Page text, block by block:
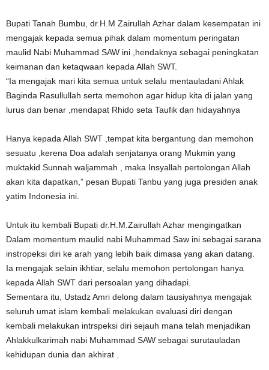
Bupati Tanah Bumbu, dr.H.M Zairullah Azhar dalam kesempatan ini
mengajak kepada semua pihak dalam momentum peringatan
maulid Nabi Muhammad SAW ini ,hendaknya sebagai peningkatan
keimanan dan ketaqwaan kepada Allah SWT.
“Ia mengajak mari kita semua untuk selalu mentauladani Ahlak
Baginda Rasullullah serta memohon agar hidup kita di jalan yang
lurus dan benar ,mendapat Rhido seta Taufik dan hidayahnya
Hanya kepada Allah SWT ,tempat kita bergantung dan memohon
sesuatu ,kerena Doa adalah senjatanya orang Mukmin yang
muktakid Sunnah waljammah , maka Insyallah pertolongan Allah
akan kita dapatkan,” pesan Bupati Tanbu yang juga presiden anak
yatim Indonesia ini.
Untuk itu kembali Bupati dr.H.M.Zairullah Azhar mengingatkan
Dalam momentum maulid nabi Muhammad Saw ini sebagai sarana
instropeksi diri ke arah yang lebih baik dimasa yang akan datang.
Ia mengajak selain ikhtiar, selalu memohon pertolongan hanya
kepada Allah SWT dari persoalan yang dihadapi.
Sementara itu, Ustadz Amri delong dalam tausiyahnya mengajak
seluruh umat islam kembali melakukan evaluasi diri dengan
kembali melakukan intrspeksi diri sejauh mana telah menjadikan
Ahlakkulkarimah nabi Muhammad SAW sebagai surutauladan
kehidupan dunia dan akhirat .